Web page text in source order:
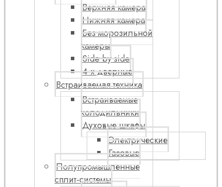
Верхняя камера
Нижняя камера
Без морозильной
камеры
Side by side
4-х дверные
Встраиваемая техника
Встраиваемые
холодильники
Духовые шкафы
Электрические
Газовые
Полупромышленные
сплит-системы